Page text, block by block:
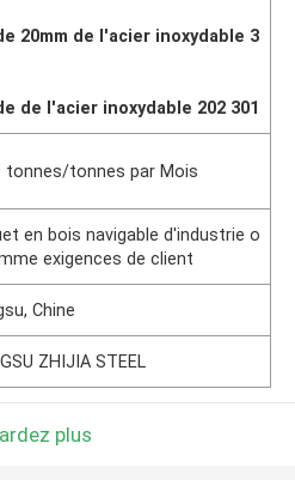
20mm de l'acier inoxydable 3
de l'acier inoxydable 202 301
tonnes/tonnes par Mois
en bois navigable d'industrie o
exigences de client
Chine
ZHIJIA STEEL
plus